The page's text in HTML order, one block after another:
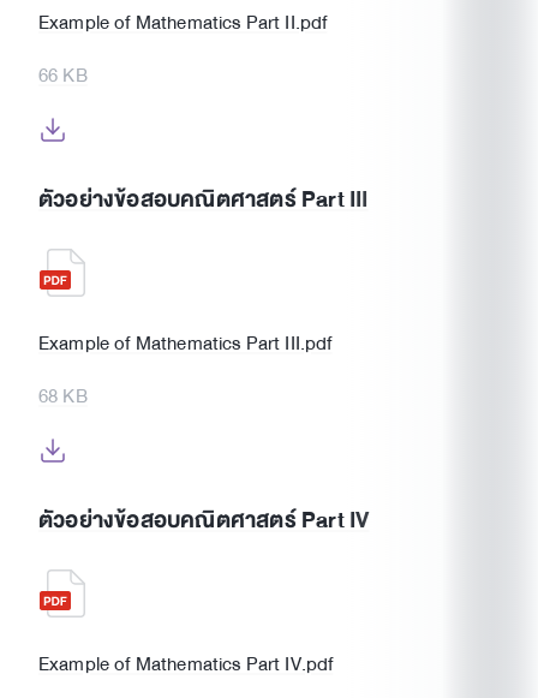
Example of Mathematics Part II.pdf
66 KB
ตัวอย่างข้อสอบคณิตศาสตร์ Part III
Example of Mathematics Part III.pdf
68 KB
ตัวอย่างข้อสอบคณิตศาสตร์ Part IV
Example of Mathematics Part IV.pdf